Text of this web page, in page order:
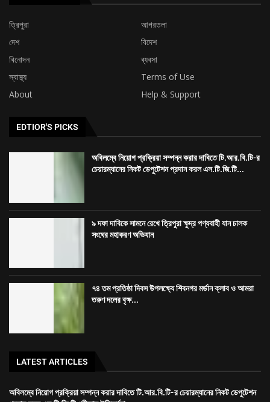
ত্রিপুরা
আগরতলা
দেশ
বিদেশ
বিনোদন
ব্যবসা
স্বাস্থ্য
Terms of Use
About
Help & Support
EDTIOR'S PICKS
অবিলম্বে নিয়োগ প্রক্রিয়া সম্পন্ন করার দাবিতে টি.আর.বি.টি-র
চেয়ারম্যানের নিকট ডেপুটেশন প্রদান করল এস.টি.জি.টি...
৯ দফা দাবিকে সামনে রেখে ত্রিপুরা ক্ষুদ্র পণ্যবাহী যান চালক
সংঘের মহাকরণ অভিযান
৭৪ তম প্রতিষ্ঠা দিবস উপলক্ষ্যে শিবনগর মর্ডান ক্লাব ও আমরা
তরুণ দলের বৃক্ষ...
LATEST ARTICLES
অবিলম্বে নিয়োগ প্রক্রিয়া সম্পন্ন করার দাবিতে টি.আর.বি.টি-র চেয়ারম্যানের নিকট ডেপুটেশন